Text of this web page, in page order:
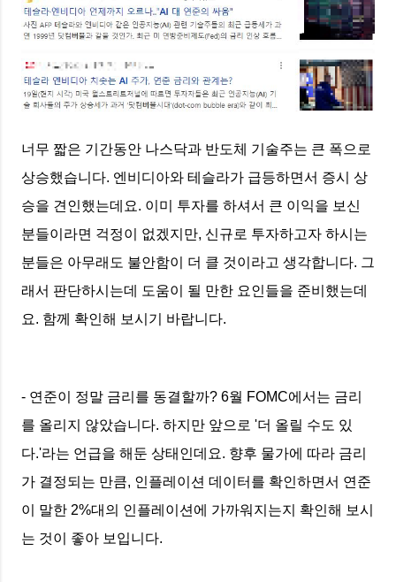
너무 짧은 기간동안 나스닥과 반도체 기술주는 큰 폭으로
상승했습니다. 엔비디아와 테슬라가 급등하면서 증시 상
승을 견인했는데요. 이미 투자를 하셔서 큰 이익을 보신
분들이라면 걱정이 없겠지만, 신규로 투자하고자 하시는
분들은 아무래도 불안함이 더 클 것이라고 생각합니다. 그
래서 판단하시는데 도움이 될 만한 요인들을 준비했는데
요. 함께 확인해 보시기 바랍니다.
- 연준이 정말 금리를 동결할까? 6월 FOMC에서는 금리
를 올리지 않았습니다. 하지만 앞으로 '더 올릴 수도 있
다.'라는 언급을 해둔 상태인데요. 향후 물가에 따라 금리
가 결정되는 만큼, 인플레이션 데이터를 확인하면서 연준
이 말한 2%대의 인플레이션에 가까워지는지 확인해 보시
는 것이 좋아 보입니다.